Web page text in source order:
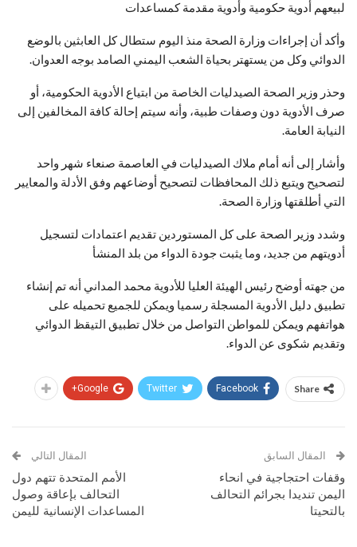
لبيعهم أدوية حكومية وأدوية مقدمة كمساعدات
وأكد أن إجراءات وزارة الصحة منذ اليوم ستطال كل العابثين بالوضع
الدوائي وكل من يستهتر بحياة الشعب اليمني الصامد بوجه العدوان.
وحذر وزير الصحة الصيدليات الخاصة من ابتياع الأدوية الحكومية، أو
صرف الأدوية دون وصفات طبية، وأنه سيتم إحالة كافة المخالفين إلى
النيابة العامة.
وأشار إلى أنه أمام ملاك الصيدليات في العاصمة صنعاء شهر واحد
لتصحيح ويتبع ذلك المحافظات لتصحيح أوضاعهم وفق الأدلة والمعايير
التي أطلقتها وزارة الصحة.
وشدد وزير الصحة على كل المستوردين تقديم اعتمادات لتسجيل
أدويتهم من جديد، وما يثبت جودة الدواء من بلد المنشأ
من جهته أوضح رئيس الهيئة العليا للأدوية محمد المداني أنه تم إنشاء
تطبيق دليل الأدوية المسجلة رسميا ويمكن للجميع تحميله على
هواتفهم ويمكن للمواطن التواصل من خلال تطبيق التيقظ الدوائي
وتقديم شكوى عن الدواء.
Share
Facebook
Twitter
Google+
المقال السابق
وقفات احتجاجية في انحاء
اليمن تنديدا بجرائم التحالف
بالتحيتا
المقال التالي
الأمم المتحدة تتهم دول
التحالف بإعاقة وصول
المساعدات الإنسانية لليمن